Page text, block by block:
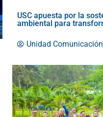
USC apuesta por la
ambiental para
Unidad Comunicación